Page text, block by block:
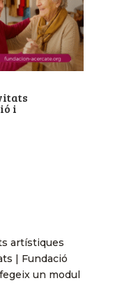
i
artístiques
| Fundació
un modul